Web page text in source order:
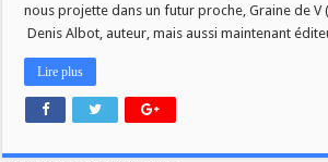
nous projette dans un futur proche, Graine de V
Denis Albot, auteur, mais aussi maintenant
Lire plus